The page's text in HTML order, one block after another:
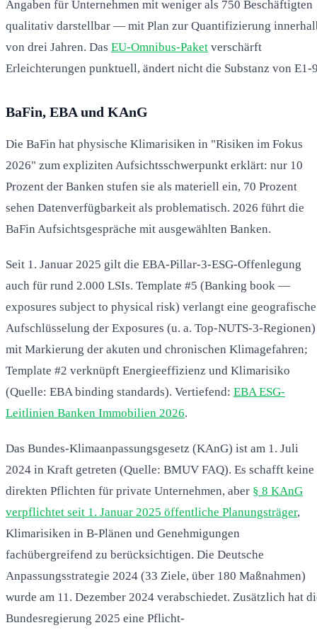
Angaben für Unternehmen mit weniger als 750 Beschäftigten
qualitativ darstellbar — mit Plan zur Quantifizierung
von drei Jahren. Das EU-Omnibus-Paket verschärft
Erleichterungen punktuell, ändert nicht die Substanz von E1-
BaFin, EBA und KAnG
Die BaFin hat physische Klimarisiken in "Risiken im Fokus
2026" zum expliziten Aufsichtsschwerpunkt erklärt: nur 10
Prozent der Banken stufen sie als materiell ein, 70 Prozent
sehen Datenverfügbarkeit als problematisch. 2026 führt die
BaFin Aufsichtsgespräche mit ausgewählten Banken.
Seit 1. Januar 2025 gilt die EBA-Pillar-3-ESG-Offenlegung
auch für rund 2.000 LSIs. Template #5 (Banking book —
exposures subject to physical risk) verlangt eine geografische
Aufschlüsselung der Exposures (u. a. Top-NUTS-3-Regionen)
mit Markierung der akuten und chronischen Klimagefahren;
Template #2 verknüpft Energieeffizienz und Klimarisiko
(Quelle: EBA binding standards). Vertiefend: EBA ESG-
Leitlinien Banken Immobilien 2026.
Das Bundes-Klimaanpassungsgesetz (KAnG) ist am 1. Juli
2024 in Kraft getreten (Quelle: BMUV FAQ). Es schafft keine
direkten Pflichten für private Unternehmen, aber § 8 KAnG
verpflichtet seit 1. Januar 2025 öffentliche Planungsträger,
Klimarisiken in B-Plänen und Genehmigungen
fachübergreifend zu berücksichtigen. Die Deutsche
Anpassungsstrategie 2024 (33 Ziele, über 180 Maßnahmen)
wurde am 11. Dezember 2024 verabschiedet. Zusätzlich hat
Bundesregierung 2025 eine Pflicht-